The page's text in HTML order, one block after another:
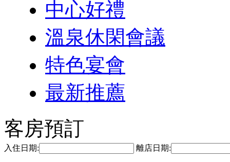
中心好禮
溫泉休閑會議
特色宴會
最新推薦
客房預訂
入住日期: 離店日期: